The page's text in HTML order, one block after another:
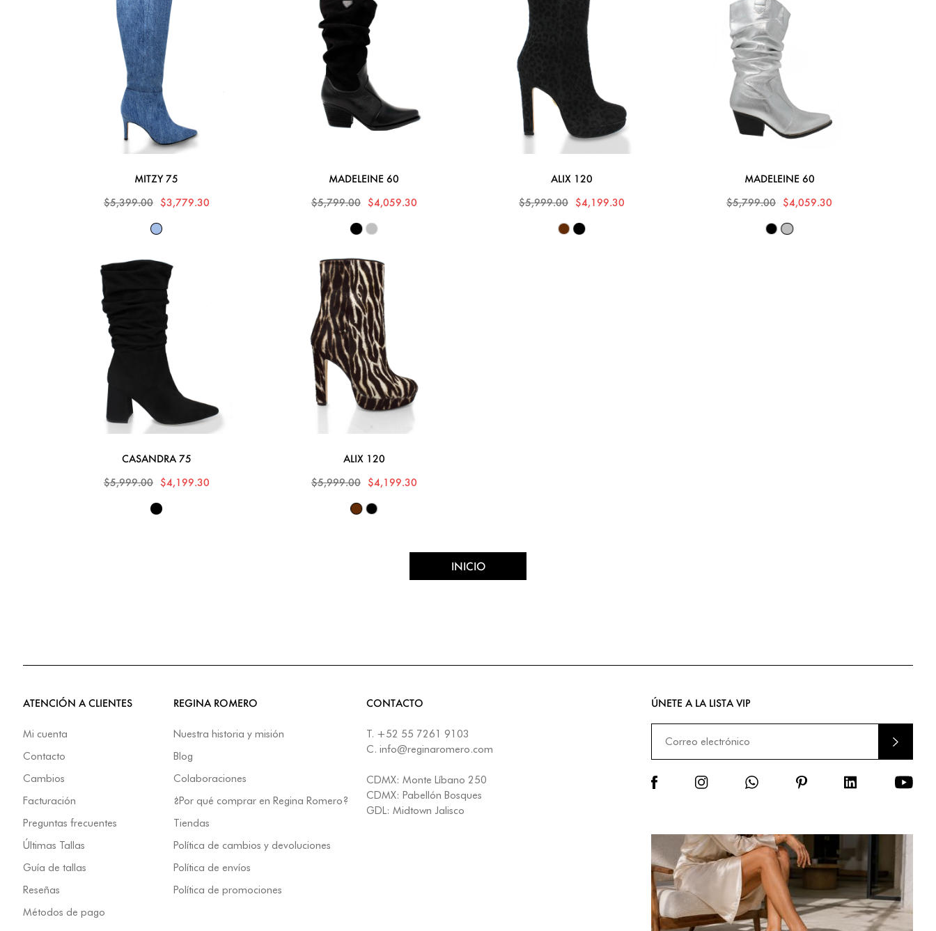
MITZY 75
$5,399.00 $3,779.30
MADELEINE 60
$5,799.00 $4,059.30
ALIX 120
$5,999.00 $4,199.30
MADELEINE 60
$5,799.00 $4,059.30
CASANDRA 75
$5,999.00 $4,199.30
ALIX 120
$5,999.00 $4,199.30
INICIO
ATENCIÓN A CLIENTES
Mi cuenta
Contacto
Cambios
Facturación
Preguntas frecuentes
Últimas Tallas
Guía de tallas
Reseñas
Métodos de pago
REGINA ROMERO
Nuestra historia y misión
Blog
Colaboraciones
¿Por qué comprar en Regina Romero?
Tiendas
Política de cambios y devoluciones
Política de envíos
Política de promociones
CONTACTO
T. +52 55 7261 9103
C. info@reginaromero.com
CDMX: Monte Líbano 250
CDMX: Pabellón Bosques
GDL: Midtown Jalisco
ÚNETE A LA LISTA VIP
ENVIA
R